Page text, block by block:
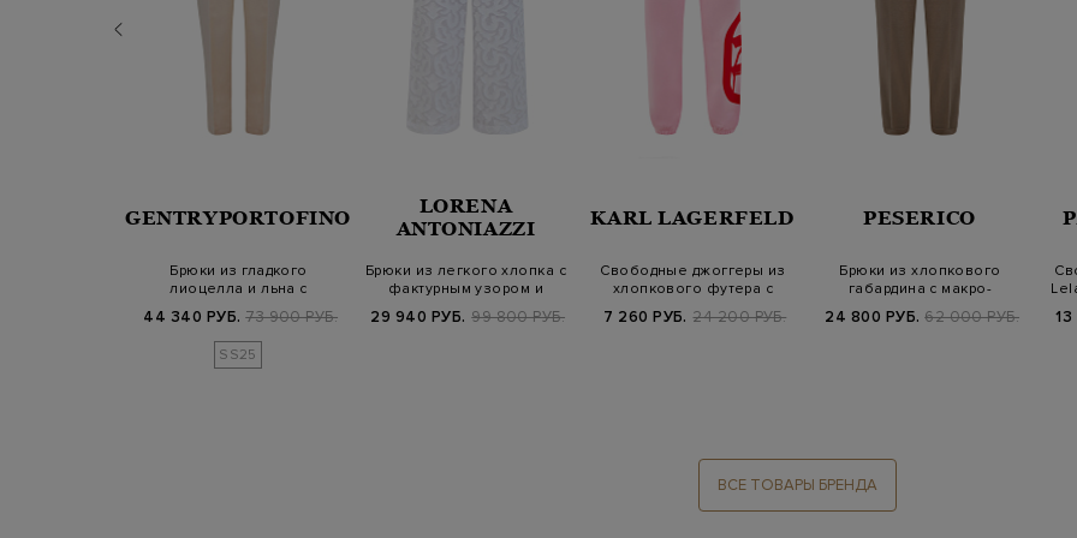
GENTRYPORTOFINO
Брюки из гладкого
лиоцелла и льна с
44 340 РУБ. 73 900 РУБ.
SS25
LORENA
ANTONIAZZI
Брюки из легкого хлопка с
фактурным узором и
29 940 РУБ. 99 800 РУБ.
KARL LAGERFELD
Свободные джоггеры из
хлопкового футера с
7 260 РУБ. 24 200 РУБ.
PESERICO
Брюки из хлопкового
габардина с макро-
24 800 РУБ. 62 000 РУБ.
ВСЕ ТОВАРЫ БРЕНДА